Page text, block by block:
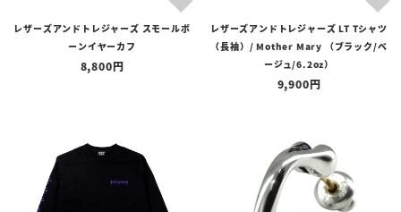
レザーズアンドトレジャーズ スモールボ
ーンイヤーカフ
8,800
レザーズアンドトレジャーズ LT Tシャツ
（長袖）/ Mother Mary （ブラック/ベ
ージュ/6.2oz）
9,900